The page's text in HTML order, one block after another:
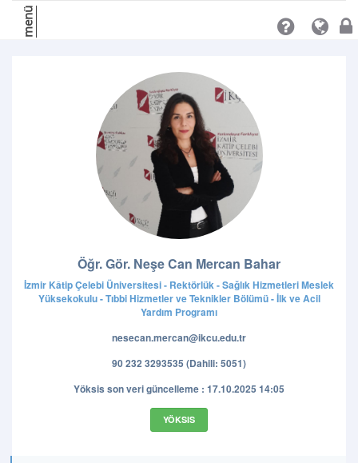
menü
Öğr. Gör. Neşe Can Mercan Bahar
İzmir Kâtip Çelebi Üniversitesi - Rektörlük - Sağlık Hizmetleri Meslek
Yüksekokulu - Tıbbi Hizmetler ve Teknikler Bölümü - İlk ve Acil
Yardım Programı
nesecan.mercan@ikcu.edu.tr
90 232 3293535 (Dahili: 5051)
Yöksis son veri güncelleme : 17.10.2025 14:05
YÖKSIS